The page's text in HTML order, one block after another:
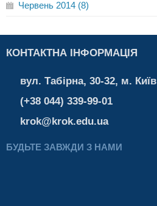
Червень 2014 (8)
КОНТАКТНА ІНФОРМАЦІЯ
вул. Табірна, 30-32, м. Київ
(+38 044) 339-99-01
krok@krok.edu.ua
БУДЬТЕ ЗАВЖДИ З НАМИ